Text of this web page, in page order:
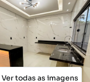
Ver todas as imagens